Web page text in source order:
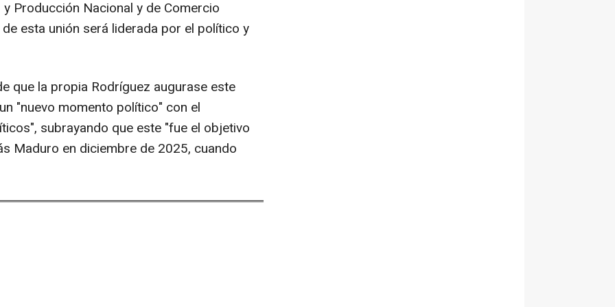
Producción Nacional y de Comercio
esta unión será liderada por el político y
que la propia Rodríguez augurase este
"nuevo momento político" con el
subrayando que este "fue el objetivo
Maduro en diciembre de 2025, cuando